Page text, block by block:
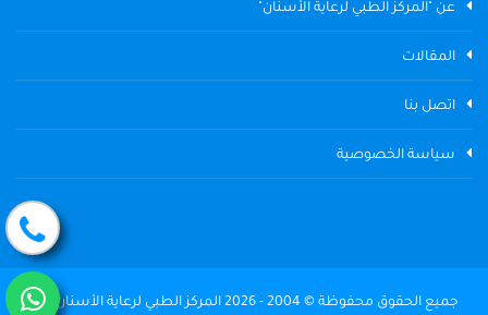
عن "المركز الطبي لرعاية الأسنان"
المقالات
اتصل بنا
سياسة الخصوصية
جميع الحقوق محفوظة © 2004 - 2026 المركز الطبي لرعاية الأسنان The